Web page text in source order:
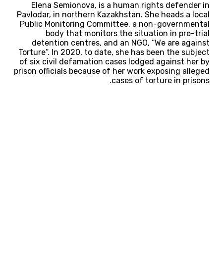
Elena Semionova, is a human rights defender in
Pavlodar, in northern Kazakhstan. She heads a local
Public Monitoring Committee, a non-governmental
body that monitors the situation in pre-trial
detention centres, and an NGO, “We are against
Torture”. In 2020, to date, she has been the subject
of six civil defamation cases lodged against her by
prison officials because of her work exposing alleged
cases of torture in prisons.